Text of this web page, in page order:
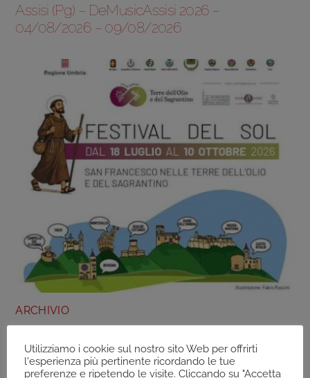
Assisi (Pg) – DeMusicAssisi 2026 –
04/08/2026 – 09/08/2026
ARCHIVIO
Sagrantino”, Trekking Per BAMBINI – Dal 18 Al
19 Luglio
Utilizziamo i cookie sul nostro sito Web per offrirti
l'esperienza più pertinente ricordando le tue
preferenze e ripetendo le visite. Cliccando su "Accetta